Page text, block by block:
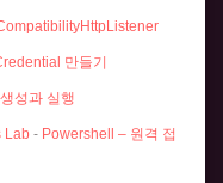
만들기
성과 실행
Lab - Powershell – 원격 접